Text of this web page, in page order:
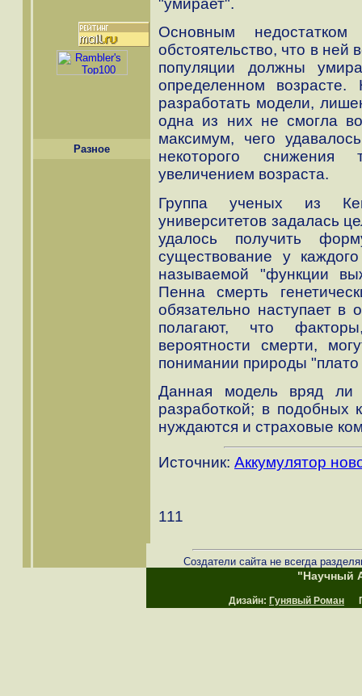
Разное
"умирает".
Основным
обстоятельство, что в ней
популяции должны
определенном возрасте.
разработать модели,
одна из них не смогла
максимум, чего
некоторого
увеличением возраста.
Группа ученых из
университетов задалась
удалось получить
существование у
называемой "функции
Пенна смерть
обязательно наступает
полагают, что
вероятности смерти,
понимании природы "плато
Данная модель вряд ли
разработкой; в подобных
нуждаются и страховые
Источник: Аккумулятор
111
Создатели сайта не всегда
"Научный
Дизайн: Гунявый Роман